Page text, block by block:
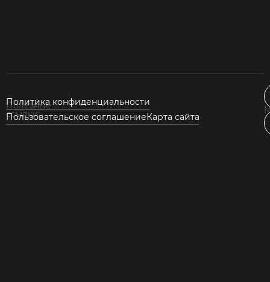
Полезные
ссылки:
Политика конфиденциальности
Пользовательское соглашениеКарта сайта